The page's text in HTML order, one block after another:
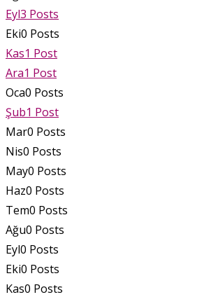
Eyl3 Posts
Eki0 Posts
Kas1 Post
Ara1 Post
Oca0 Posts
Şub1 Post
Mar0 Posts
Nis0 Posts
May0 Posts
Haz0 Posts
Tem0 Posts
Ağu0 Posts
Eyl0 Posts
Eki0 Posts
Kas0 Posts